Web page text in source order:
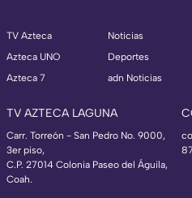
TV Azteca
Azteca UNO
Azteca 7
Noticias
Deportes
adn Noticias
TV AZTECA LAGUNA
Carr. Torreón - San Pedro No. 9000,
3er piso,
C.P. 27014 Colonia Paseo del Águila,
Coah.